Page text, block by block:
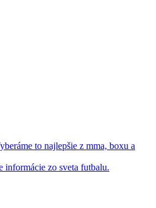
to najlepšie z mma, boxu a
informácie zo sveta futbalu.